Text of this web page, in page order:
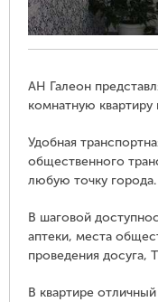
АН Галеон
комнатную квартиру
Удобная
общественного
любую точку города.
В шаговой
аптеки, места
проведения
В квартире